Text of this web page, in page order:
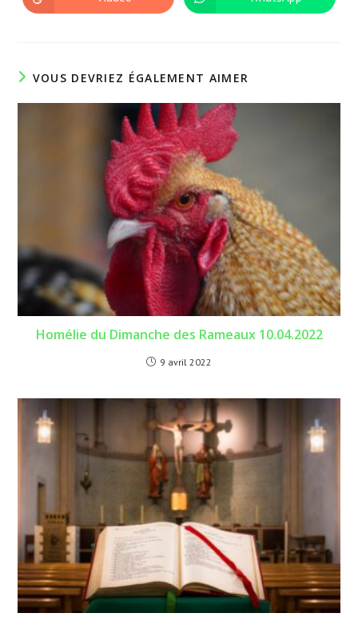
fenêtre fenêtre
dans dans
VOUS DEVRIEZ ÉGALEMENT AIMER
Homélie du Dimanche des Rameaux 10.04.2022
9 avril 2022